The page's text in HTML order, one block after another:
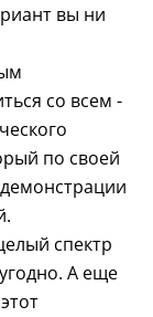
вы ни
со всем -
по своей
спектр
А еще